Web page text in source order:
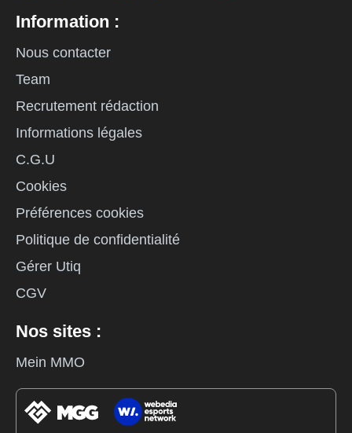
Information :
Nous contacter
Team
Recrutement rédaction
Informations légales
C.G.U
Cookies
Préférences cookies
Politique de confidentialité
Gérer Utiq
CGV
Nos sites :
Mein MMO